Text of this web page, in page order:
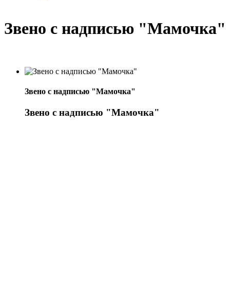
Звено с надписью "Мамочка"
Звено с надписью "Мамочка"
Звено с надписью "Мамочка"